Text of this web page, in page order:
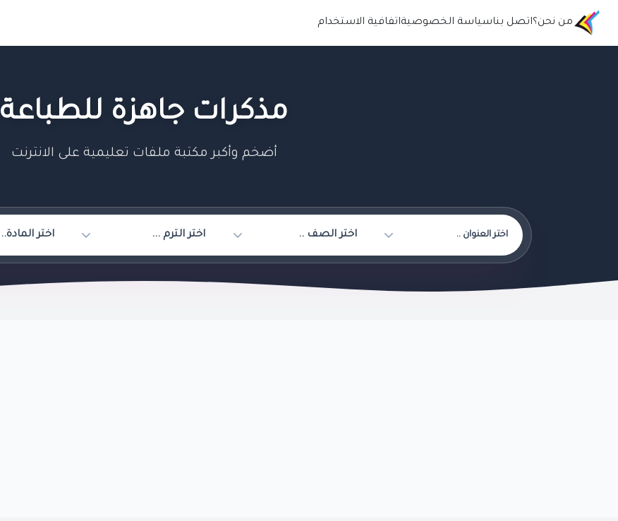
من نحن؟اتصل بناسياسة الخصوصيةاتفافية الاستخدام
مذكرات جاهزة للطباعة
أضخم وأكبر مكتبة ملفات تعليمية على الانترنت